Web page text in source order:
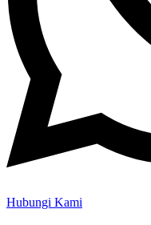
Hubungi Kami